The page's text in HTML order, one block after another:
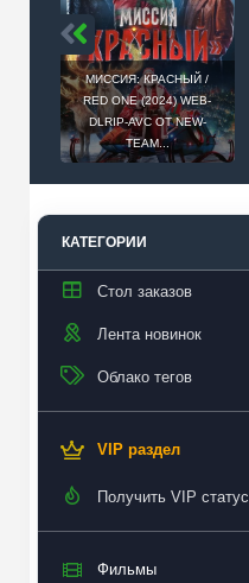
МИССИЯ: КРАСНЫЙ /
RED ONE (2024) WEB-
DLRIP-AVC ОТ NEW-
TEAM...
КАТЕГОРИИ
Стол заказов
Лента новинок
Облако тегов
VIP раздел
Получить VIP статус
Фильмы